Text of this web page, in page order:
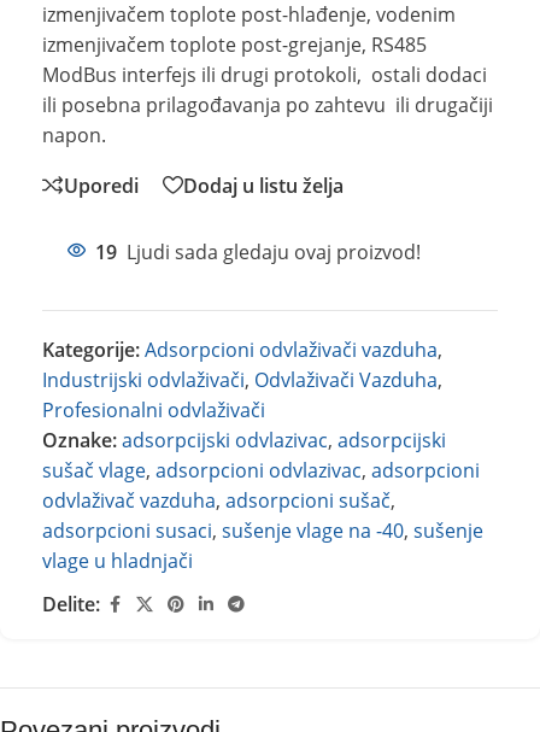
izmenjivačem toplote post-hlađenje, vodenim
izmenjivačem toplote post-grejanje, RS485
ModBus interfejs ili drugi protokoli, ostali dodaci
ili posebna prilagođavanja po zahtevu ili drugačiji
napon.
Uporedi
Dodaj u listu želja
19 Ljudi sada gledaju ovaj proizvod!
Kategorije:Adsorpcioni odvlaživači vazduha,
Industrijski odvlaživači, Odvlaživači Vazduha,
Profesionalni odvlaživači
Oznake:adsorpcijski odvlazivac, adsorpcijski
sušač vlage, adsorpcioni odvlazivac, adsorpcioni
odvlaživač vazduha, adsorpcioni sušač,
adsorpcioni susaci, sušenje vlage na -40, sušenje
vlage u hladnjači
Delite: